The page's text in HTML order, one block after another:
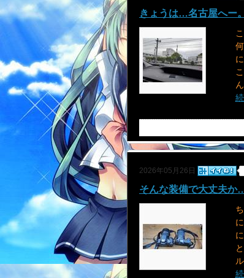
きょうは…名古屋へー。
2026年05月26日
そんな装備で大丈夫